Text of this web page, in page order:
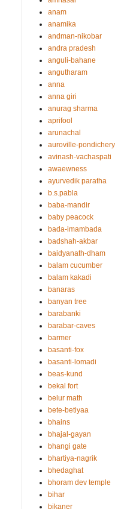
anam
anamika
andman-nikobar
andra pradesh
anguli-bahane
angutharam
anna
anna giri
anurag sharma
aprifool
arunachal
auroville-pondichery
avinash-vachaspati
awaewness
ayurvedik paratha
b.s.pabla
baba-mandir
baby peacock
bada-imambada
badshah-akbar
baidyanath-dham
balam cucumber
balam kakadi
banaras
banyan tree
barabanki
barabar-caves
barmer
basanti-fox
basanti-lomadi
beas-kund
bekal fort
belur math
bete-betiyaa
bhains
bhajal-gayan
bhangi gate
bhartiya-nagrik
bhedaghat
bhoram dev temple
bihar
bikaner